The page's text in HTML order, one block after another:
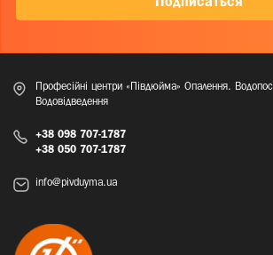
Професійні центри «Півдюйма» Опалення.
Водовідведення
+38 098 707-1787
+38 050 707-1787
info@pivduyma.ua